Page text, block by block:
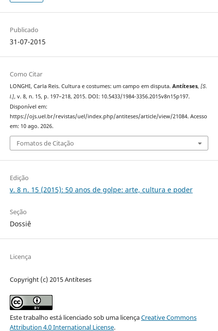
Publicado
31-07-2015
Como Citar
LONGHI, Carla Reis. Cultura e costumes: um campo em disputa. Antíteses, [S.
l.], v. 8, n. 15, p. 197–218, 2015. DOI: 10.5433/1984-3356.2015v8n15p197.
Disponível em:
https://ojs.uel.br/revistas/uel/index.php/antiteses/article/view/21084. Acesso
em: 10 ago. 2026.
Fomatos de Citação
Edição
v. 8 n. 15 (2015): 50 anos de golpe: arte, cultura e poder
Seção
Dossiê
Licença
Copyright (c) 2015 Antíteses
Este trabalho está licenciado sob uma licençaCreative Commons
Attribution 4.0 International License.